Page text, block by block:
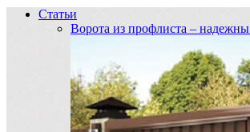
Статьи
Ворота из профлиста – надежны